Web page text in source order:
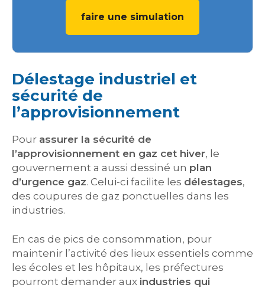
faire une simulation
Délestage industriel et
sécurité de
l’approvisionnement
Pour assurer la sécurité de
l’approvisionnement en gaz cet hiver, le
gouvernement a aussi dessiné un plan
d’urgence gaz. Celui-ci facilite les délestages,
des coupures de gaz ponctuelles dans les
industries.
En cas de pics de consommation, pour
maintenir l’activité des lieux essentiels comme
les écoles et les hôpitaux, les préfectures
pourront demander aux industries qui